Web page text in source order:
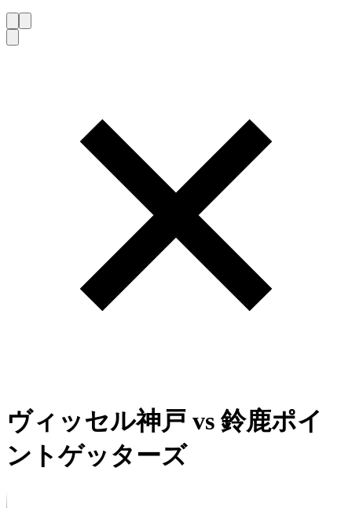
ヴィッセル神戸 vs 鈴鹿ポイ
ントゲッターズ